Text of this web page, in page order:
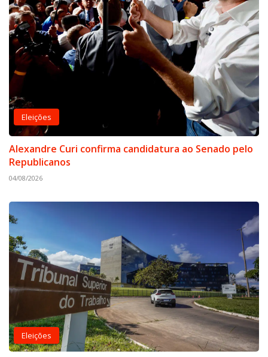
Eleições
Alexandre Curi confirma candidatura ao Senado pelo
Republicanos
04/08/2026
Eleições